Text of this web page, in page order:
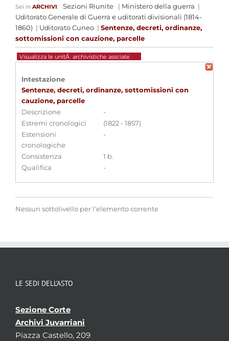
Sei in ARCHIVI: Sezioni Riunite | Ministero della guerra |
Uditorato Generale di Guerra e uditorati divisionali (1814-
1860) | Uditorato Cuneo | Sentenze, decreti, ordinanze,
sottomissioni con cauzione, parcelle
Visualizza le unitÃ archivistiche assciate
Intestazione
Sentenze, decreti, ordinanze, sottomissioni con
cauzione, parcelle
Descrizione
-
Estremi cronologici
(1822 - 1857)
Estensioni
cronologiche
-
Consistenza
1 b.
Qualifica
-
Nessun sottolivello per l'elemento corrente
LE SEDI DELL’ASTO
Sezione Corte
Archivi Juvarriani
Piazza Castello, 209